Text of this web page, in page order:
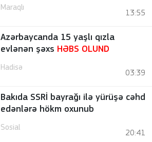
Maraqlı
13:55
Azərbaycanda 15 yaşlı qızla
evlənən şəxs HƏBS OLUND
Hadisə
03:39
Bakıda SSRİ bayrağı ilə yürüşə cəhd
edənlərə hökm oxunub
Sosial
20:41